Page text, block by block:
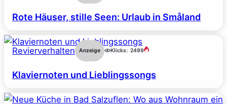
Rote Häuser, stille Seen: Urlaub in Småland
Revierverhalten Anzeige Klicks: 2499
Klaviernoten und Lieblingssongs